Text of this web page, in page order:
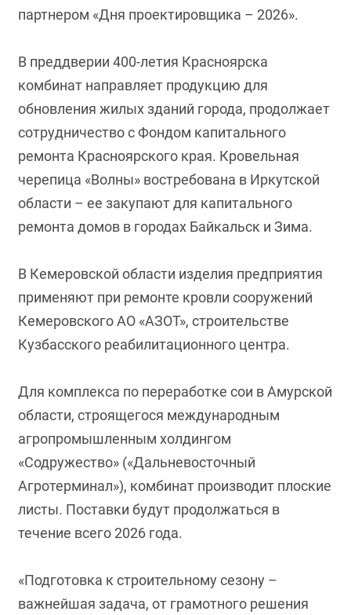
партнером «Дня проектировщика – 2026».
В преддверии 400-летия Красноярска
комбинат направляет продукцию для
обновления жилых зданий города, продолжает
сотрудничество с Фондом капитального
ремонта Красноярского края. Кровельная
черепица «Волны» востребована в Иркутской
области – ее закупают для капитального
ремонта домов в городах Байкальск и Зима.
В Кемеровской области изделия предприятия
применяют при ремонте кровли сооружений
Кемеровского АО «АЗОТ», строительстве
Кузбасского реабилитационного центра.
Для комплекса по переработке сои в Амурской
области, строящегося международным
агропромышленным холдингом
«Содружество» («Дальневосточный
Агротерминал»), комбинат производит плоские
листы. Поставки будут продолжаться в
течение всего 2026 года.
«Подготовка к строительному сезону –
важнейшая задача, от грамотного решения